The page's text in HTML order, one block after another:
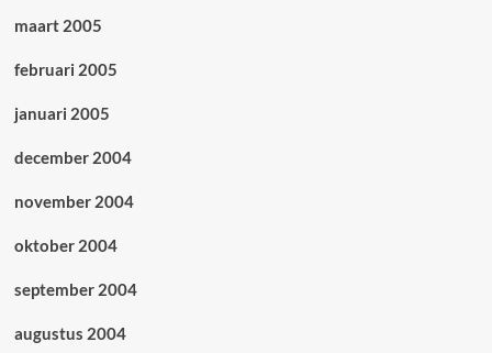
maart 2005
februari 2005
januari 2005
december 2004
november 2004
oktober 2004
september 2004
augustus 2004